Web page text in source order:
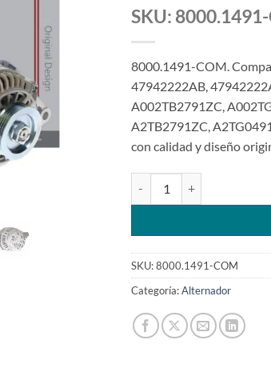
SKU:
8000.1491-COM.
47942222AB,
A002TB2791ZC,
A2TB2791ZC,
con calidad y diseño
SKU:8000.1491-COM
Categoría:Alternador